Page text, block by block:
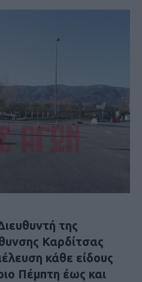
της
Καρδίτσας
κάθε είδους
Πέμπτη έως και